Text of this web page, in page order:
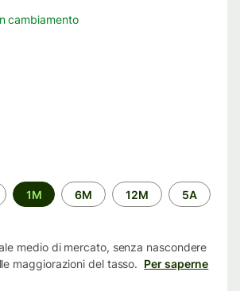
cambiamento
1M 6M 12M 5A
medio di mercato, senza nascondere
maggiorazioni del tasso. Per saperne